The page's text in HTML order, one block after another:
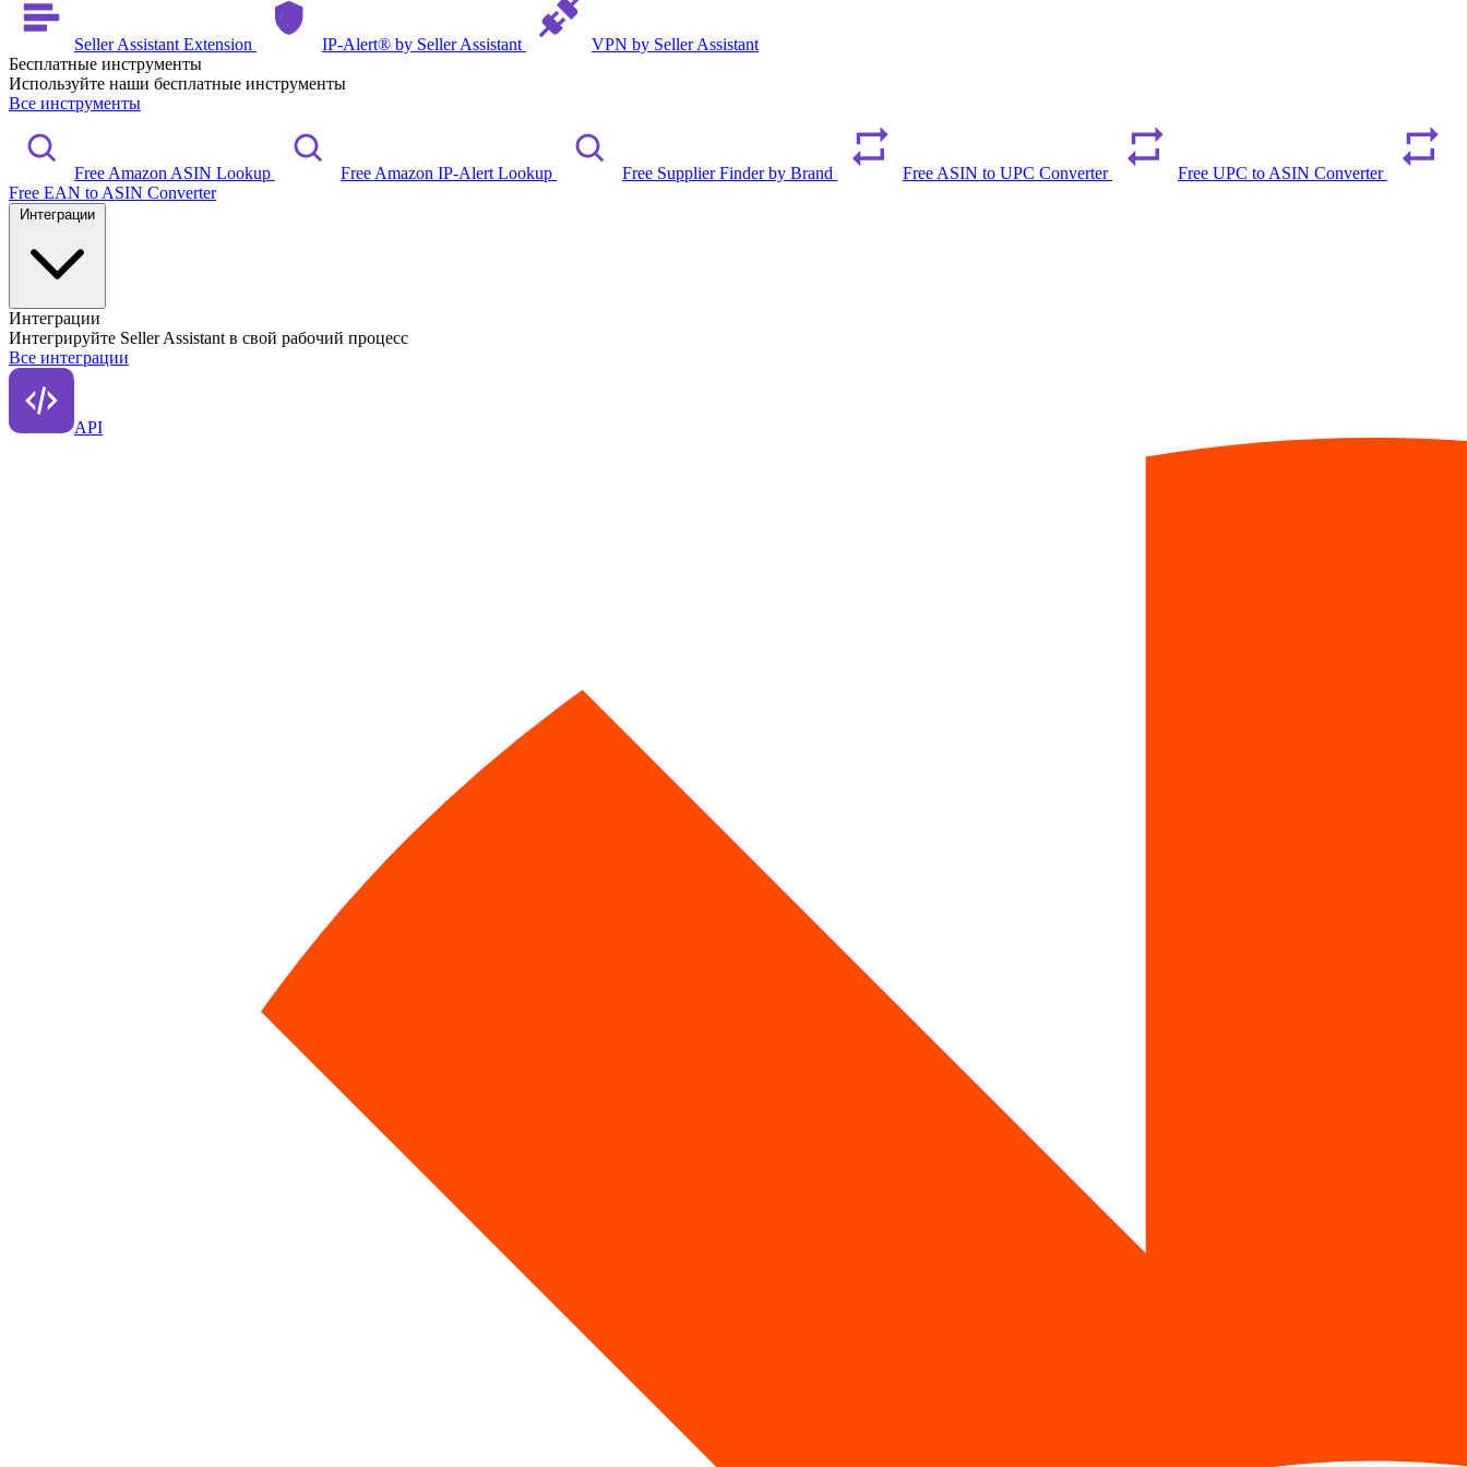
Seller Assistant Extension IP-Alert® by Seller Assistant
VPN by Seller Assistant
Бесплатные инструменты
Используйте наши бесплатные инструменты
Все инструменты
Free Amazon ASIN Lookup Free Amazon IP-Alert Lookup Free Supplier Finder by Brand Free ASIN to UPC Converter
Free UPC to ASIN Converter
Free EAN to ASIN Converter
Интеграции
Интегрируйте Seller Assistant в свой рабочий процесс
Все интеграции
API